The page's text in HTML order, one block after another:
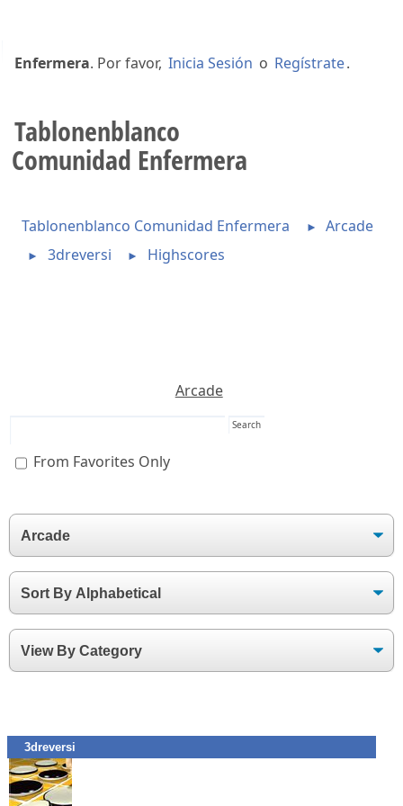
Enfermera. Por favor, Inicia Sesión o Regístrate.
Tablonenblanco
Comunidad Enfermera
Tablonenblanco Comunidad Enfermera ► Arcade
► 3dreversi ► Highscores
Arcade
From Favorites Only
3dreversi